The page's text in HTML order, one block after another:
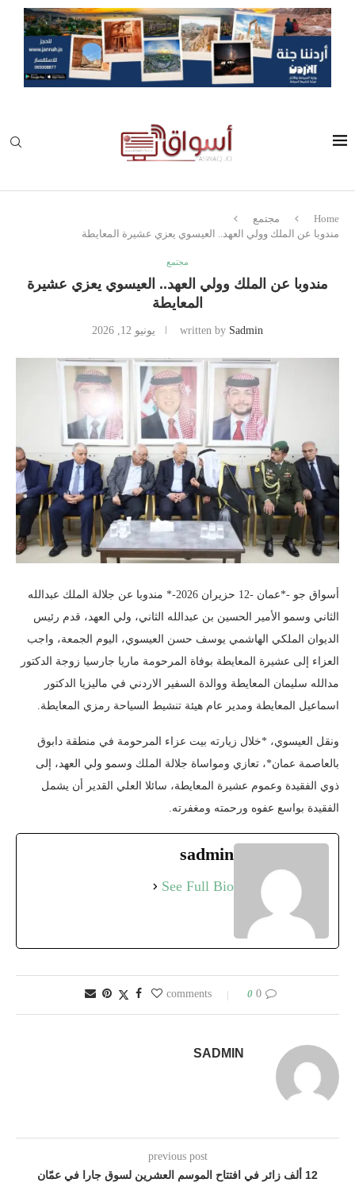
Home
مجتمع
مندوبا عن الملك وولي العهد.. العيسوي يعزي عشيرة المعايطة
مجتمع
مندوبا عن الملك وولي العهد.. العيسوي يعزي عشيرة
المعايطة
written by Sadmin يونيو 12, 2026
أسواق جو -*عمان -12 حزيران 2026-* مندوبا عن جلالة الملك عبدالله
الثاني وسمو الأمير الحسين بن عبدالله الثاني، ولي العهد، قدم رئيس
الديوان الملكي الهاشمي يوسف حسن العيسوي، اليوم الجمعة، واجب
العزاء إلى عشيرة المعايطة بوفاة المرحومة ماريا جارسيا زوجة الدكتور
مدالله سليمان المعايطة ووالدة السفير الاردني في ماليزيا الدكتور
اسماعيل المعايطة ومدير عام هيئة تنشيط السياحة رمزي المعايطة.
ونقل العيسوي، *خلال زيارته بيت عزاء المرحومة في منطقة دابوق
بالعاصمة عمان*، تعازي ومواساة جلالة الملك وسمو ولي العهد، إلى
ذوي الفقيدة وعموم عشيرة المعايطة، سائلا العلي القدير أن يشمل
الفقيدة بواسع عفوه ورحمته ومغفرته.
sadmin
See Full Bio
0 comments
0
SADMIN
previous post
12 ألف زائر في افتتاح الموسم العشرين لسوق جارا في عمّان